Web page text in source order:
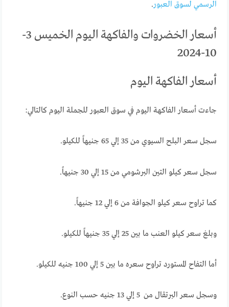
الرسمي لسوق العبور.
أسعار الخضروات والفاكهة اليوم الخميس 3-
10-2024
أسعار الفاكهة اليوم
جاءت أسعار الفاكهة اليوم في سوق العبور للجملة اليوم كالتالي:
سجل سعر البلح السيوي من 35 إلي 65 جنيهاً للكيلو.
سجل سعر كيلو التين البرشومي من 15 إلي 30 جنيهاً.
كما تراوح سعر كيلو الجوافة من 6 إلي 12 جنيهاً.
وبلغ سعر كيلو العنب ما بين 25 إلي 35 جنيهاً للكيلو.
أما التفاح المستورد تراوح سعره ما بين 5 إلي 100 جنيه للكيلو.
وسجل سعر البرتقال من 5 إلي 13 جنيه حسب النوع.